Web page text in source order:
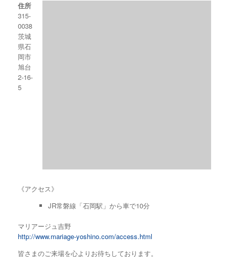
住所
315-
0038
茨城
県石
岡市
旭台
2-16-
5
《アクセス》
JR常磐線「石岡駅」から車で10分
マリアージュ吉野
http://www.mariage-yoshino.com/access.html
皆さまのご来場を心よりお待ちしております。